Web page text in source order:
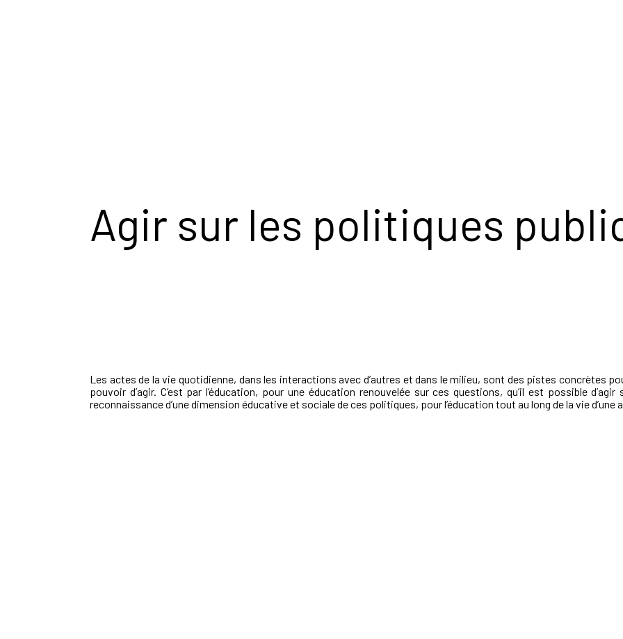
Agir sur les politiques
Les actes de la vie quotidienne, dans les interactions avec d’autres et dans le milieu, sont des pistes concrètes
pouvoir d’agir. C’est par l’éducation, pour une éducation renouvelée sur ces questions, qu’il est possible
reconnaissance d’une dimension éducative et sociale de ces politiques, pour l’éducation tout au long de la vie d’une